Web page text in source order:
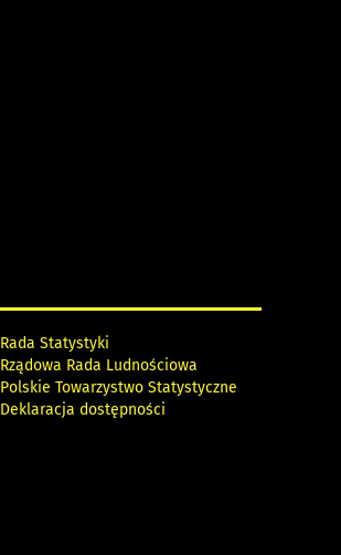
Rada Statystyki
Rządowa Rada Ludnościowa
Polskie Towarzystwo Statystyczne
Deklaracja dostępności